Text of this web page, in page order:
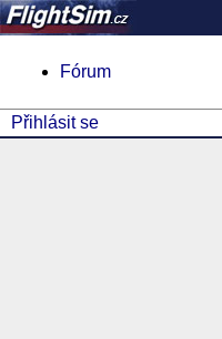
Fórum
Přihlásit se